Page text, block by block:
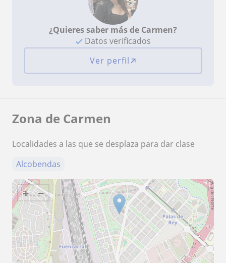
¿Quieres saber más de Carmen?
Datos verificados
Ver perfil
Zona de Carmen
Localidades a las que se desplaza para dar clase
Alcobendas
+ −